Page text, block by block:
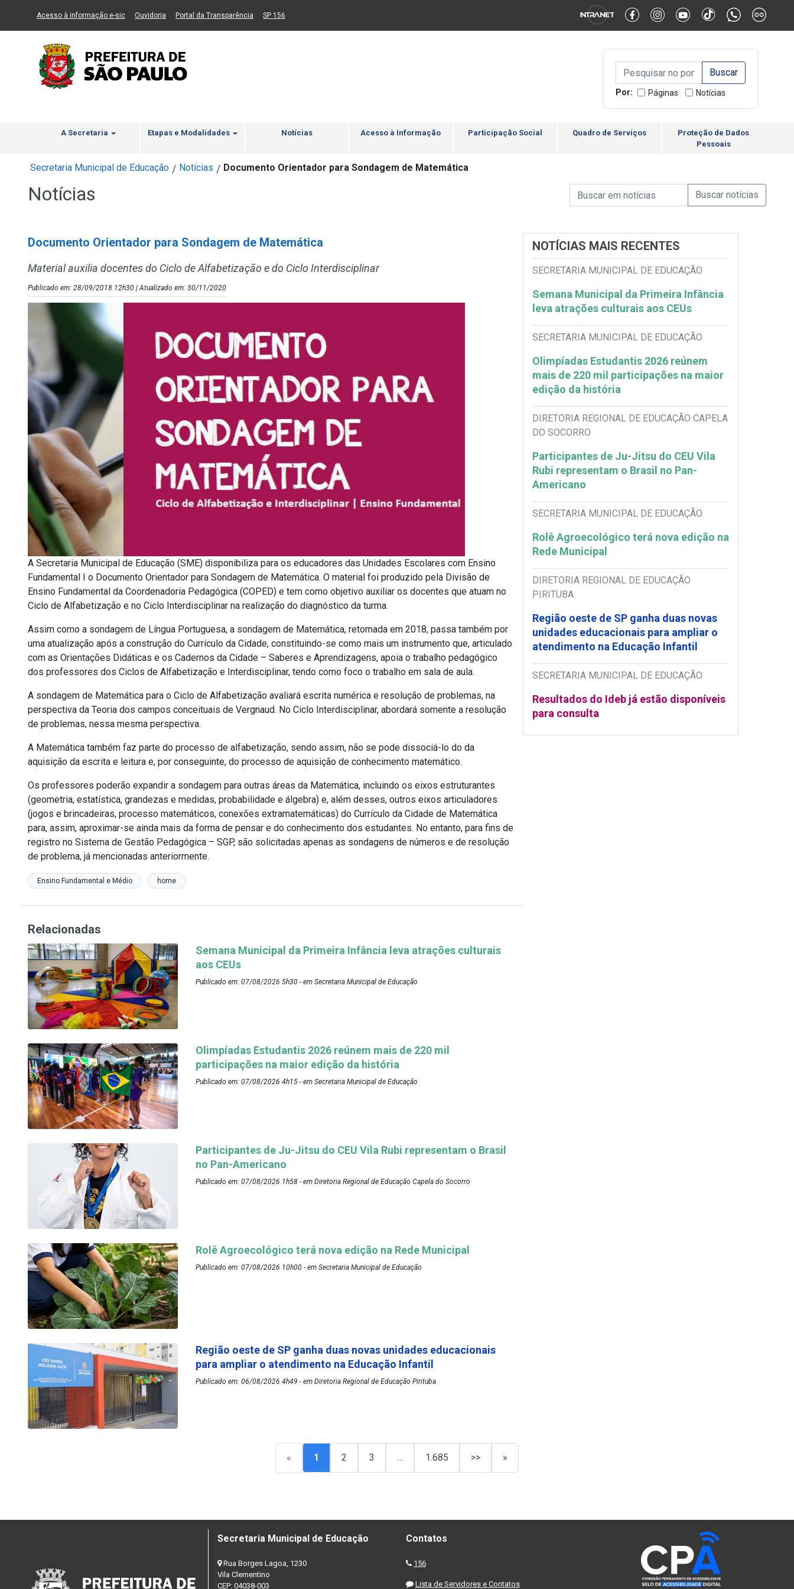
Ir ao Conteúdo Ir para menu principal 2 Ir para busca Ir para rodapé Alternar Alto Contraste Alternar Tamanho da Fonte
Acesso à informação e-sic(Link para um novo sítio)
Ouvidoria (Link para um novo sítio)
Portal da Transparência (Link para um novo sítio)
SP 156
Campo de Busca de
Campo de Busca de informaçõesEnviar a Busca
Por: Páginas Notícias
A Secretaria Etapas e Modalidades Notícias Acesso à Informação Participação Social Quadro de Serviços
Proteção de Dados
Pessoais
Secretaria Municipal de Educação / Notícias / Documento Orientador para Sondagem de Matemática
Notícias Campo de Busca de Notícias
Campo de Busca de informaçõesEnviar a Busca de
Documento Orientador para Sondagem de Matemática
Material auxilia docentes do Ciclo de Alfabetização e do Ciclo Interdisciplinar
Publicado em: 28/09/2018 12h30 | Atualizado em: 30/11/2020
A Secretaria Municipal de Educação (SME) disponibiliza para os educadores das Unidades Escolares com Ensino
Fundamental I o Documento Orientador para Sondagem de Matemática. O material foi produzido pela Divisão de
Ensino Fundamental da Coordenadoria Pedagógica (COPED) e tem como objetivo auxiliar os docentes que atuam no
Ciclo de Alfabetização e no Ciclo Interdisciplinar na realização do diagnóstico da turma.
Assim como a sondagem de Língua Portuguesa, a sondagem de Matemática, retomada em 2018, passa também por
uma atualização após a construção do Currículo da Cidade, constituindo-se como mais um instrumento que, articulado
com as Orientações Didáticas e os Cadernos da Cidade – Sa­beres e Aprendizagens, apoia o trabalho pedagógico
dos professores dos Ciclos de Alfabetização e Interdisciplinar, tendo como foco o trabalho em sala de aula.
A sondagem de Matemática para o Ciclo de Alfabetização avaliará escrita numérica e resolução de problemas, na
perspectiva da Teoria dos campos conceituais de Vergnaud. No Ciclo Interdisci­plinar, abordará somente a resolução
de problemas, nessa mesma perspectiva.
A Matemática também faz parte do processo de alfabetização, sendo assim, não se pode dis­sociá-lo do da
aquisição da escrita e leitura e, por conseguinte, do processo de aquisição de conheci­mento matemático.
Os professores poderão expandir a sondagem para outras áreas da Matemática, incluindo os eixos estruturantes
(geometria, estatística, grandezas e medidas, probabilidade e álgebra) e, além desses, outros eixos articuladores
(jogos e brincadeiras, processo matemáticos, conexões extramatemáticas) do Currículo da Cidade de Matemática
para, assim, aproximar-se ainda mais da forma de pensar e do conhecimento dos estudantes. No entanto, para fins de
registro no Sistema de Gestão Pedagógica – SGP, são solicitadas apenas as sondagens de números e de resolução
de problema, já mencionadas anteriormente.
Ensino Fundamental e Médio home
NOTÍCIAS MAIS RECENTES
SECRETARIA MUNICIPAL DE EDUCAÇÃO
Semana Municipal da Primeira Infância
leva atrações culturais aos CEUs
SECRETARIA MUNICIPAL DE EDUCAÇÃO
Olimpíadas Estudantis 2026 reúnem
mais de 220 mil participações na maior
edição da história
DIRETORIA REGIONAL DE EDUCAÇÃO CAPELA
DO SOCORRO
Participantes de Ju-Jitsu do CEU Vila
Rubi representam o Brasil no Pan-
Americano
SECRETARIA MUNICIPAL DE EDUCAÇÃO
Rolê Agroecológico terá nova edição na
Rede Municipal
DIRETORIA REGIONAL DE EDUCAÇÃO
PIRITUBA
Região oeste de SP ganha duas novas
unidades educacionais para ampliar o
atendimento na Educação Infantil
SECRETARIA MUNICIPAL DE EDUCAÇÃO
Resultados do Ideb já estão disponíveis
para consulta
Relacionadas
Semana Municipal da Primeira Infância leva atrações culturais
aos CEUs
Publicado em: 07/08/2026 5h30 - em Secretaria Municipal de Educação
Olimpíadas Estudantis 2026 reúnem mais de 220 mil
participações na maior edição da história
Publicado em: 07/08/2026 4h15 - em Secretaria Municipal de Educação
Participantes de Ju-Jitsu do CEU Vila Rubi representam o Brasil
no Pan-Americano
Publicado em: 07/08/2026 1h58 - em Diretoria Regional de Educação Capela do Socorro
Rolê Agroecológico terá nova edição na Rede Municipal
Publicado em: 07/08/2026 10h00 - em Secretaria Municipal de Educação
Região oeste de SP ganha duas novas unidades educacionais
para ampliar o atendimento na Educação Infantil
Publicado em: 06/08/2026 4h49 - em Diretoria Regional de Educação Pirituba
« 1 2 3 … 1.685 >> »
Secretaria Municipal de Educação
Rua Borges Lagoa, 1230
Vila Clementino
CEP: 04038-003
Contatos
156
Lista de Servidores e Contatos